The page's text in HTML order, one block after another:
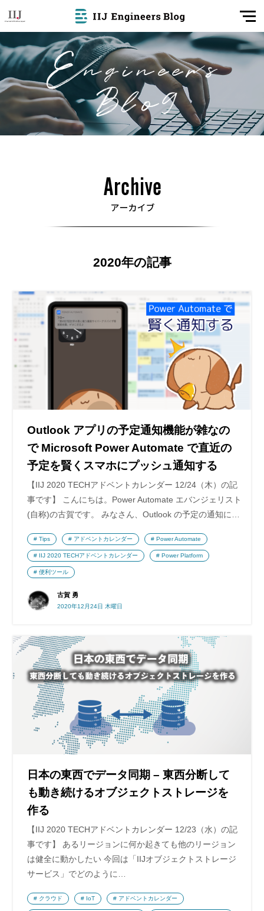
2020年の記事
Outlook アプリの予定通知機能が雑なの
で Microsoft Power Automate で直近の
予定を賢くスマホにプッシュ通知する
【IIJ 2020 TECHアドベントカレンダー 12/24（木）の記
事です】 こんにちは。Power Automate エバンジェリスト
(自称)の古賀です。 みなさん、Outlook の予定の通知に…
古賀 勇
2020年12月24日 木曜日
Tips アドベントカレンダー Power Automate
IIJ 2020 TECHアドベントカレンダー Power Platform
便利ツール
日本の東西でデータ同期 – 東西分断して
も動き続けるオブジェクトストレージを
作る
【IIJ 2020 TECHアドベントカレンダー 12/23（水）の記
事です】 あるリージョンに何か起きても他のリージョン
は健全に動かしたい 今回は「IIJオブジェクトストレージ
サービス」でどのように…
クラウド IoT アドベントカレンダー